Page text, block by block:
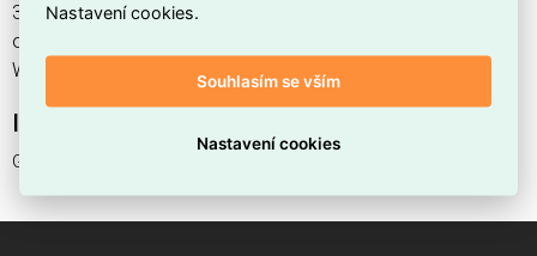
319667. GAME TRIMLESS ROUND 11W 3000K WH nabízíme
od 1 ks. Kód EMAS GAME TRIMLESS ROUND 11W 3000K
WH je ELSVOS1786271.
GAME TRIMLESS ROUND 11W 3000K WH
Nastavení cookies.
Souhlasím se vším
Nastavení cookies